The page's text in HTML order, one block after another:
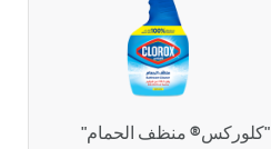
"كلوركس® منظف الحمام"